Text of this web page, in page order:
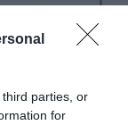
parties, or
for